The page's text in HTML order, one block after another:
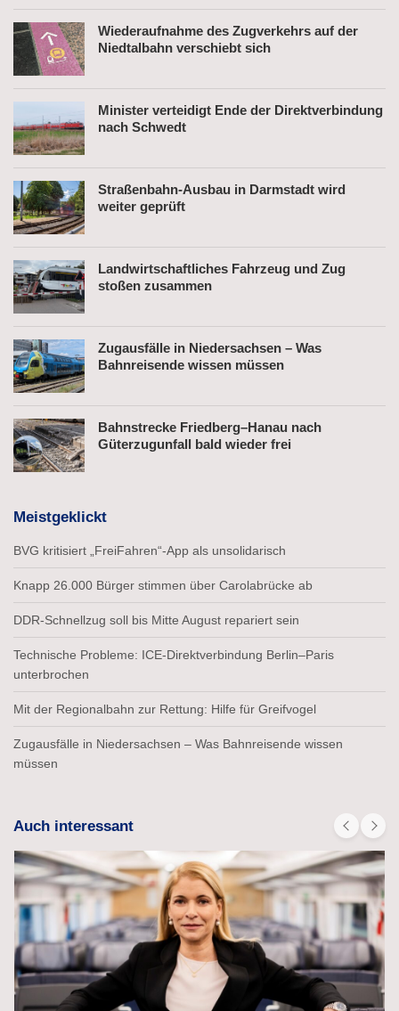
Wiederaufnahme des Zugverkehrs auf der
Niedtalbahn verschiebt sich
Minister verteidigt Ende der Direktverbindung
nach Schwedt
Straßenbahn-Ausbau in Darmstadt wird
weiter geprüft
Landwirtschaftliches Fahrzeug und Zug
stoßen zusammen
Zugausfälle in Niedersachsen – Was
Bahnreisende wissen müssen
Bahnstrecke Friedberg–Hanau nach
Güterzugunfall bald wieder frei
Meistgeklickt
BVG kritisiert „FreiFahren“-App als unsolidarisch
Knapp 26.000 Bürger stimmen über Carolabrücke ab
DDR-Schnellzug soll bis Mitte August repariert sein
Technische Probleme: ICE-Direktverbindung Berlin–Paris
unterbrochen
Mit der Regionalbahn zur Rettung: Hilfe für Greifvogel
Zugausfälle in Niedersachsen – Was Bahnreisende wissen
müssen
Auch interessant